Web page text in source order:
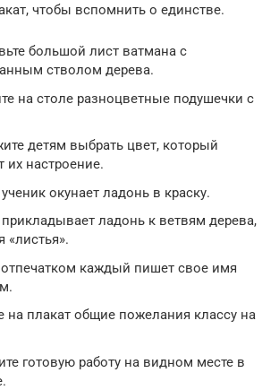
чтобы вспомнить о единстве.
большой лист ватмана с
стволом дерева.
на столе разноцветные подушечки с
детям выбрать цвет, который
их настроение.
окунает ладонь в краску.
прикладывает ладонь к ветвям дерева,
«листья».
каждый пишет свое имя
на плакат общие пожелания классу на
готовую работу на видном месте в